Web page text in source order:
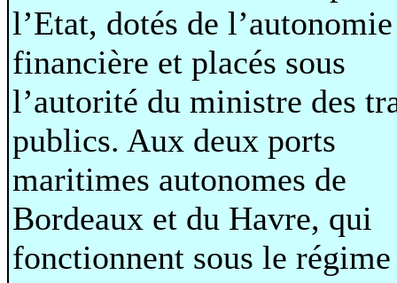
l’Etat, dotés de l’autonomie
financière et placés sous
l’autorité du ministre des
publics. Aux deux ports
maritimes autonomes de
Bordeaux et du Havre, qui
fonctionnent sous le